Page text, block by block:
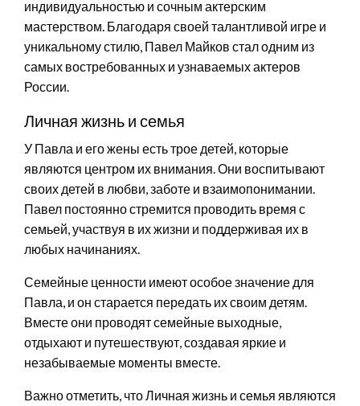
индивидуальностью и сочным актерским
мастерством. Благодаря своей талантливой игре и
уникальному стилю, Павел Майков стал одним из
самых востребованных и узнаваемых актеров
России.
Личная жизнь и семья
У Павла и его жены есть трое детей, которые
являются центром их внимания. Они воспитывают
своих детей в любви, заботе и взаимопонимании.
Павел постоянно стремится проводить время с
семьей, участвуя в их жизни и поддерживая их в
любых начинаниях.
Семейные ценности имеют особое значение для
Павла, и он старается передать их своим детям.
Вместе они проводят семейные выходные,
отдыхают и путешествуют, создавая яркие и
незабываемые моменты вместе.
Важно отметить, что Личная жизнь и семья являются